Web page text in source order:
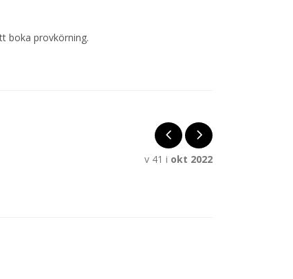
boka provkörning.
v 41 i okt 2022